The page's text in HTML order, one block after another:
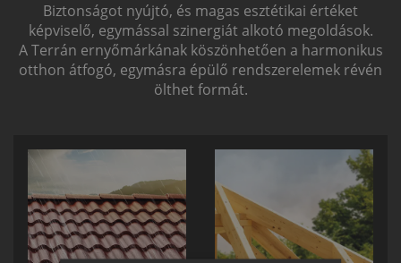
Biztonságot nyújtó, és magas esztétikai értéket
képviselő, egymással szinergiát alkotó megoldások.
A Terrán ernyőmárkának köszönhetően a harmonikus
otthon átfogó, egymásra épülő rendszerelemek révén
ölthet formát.